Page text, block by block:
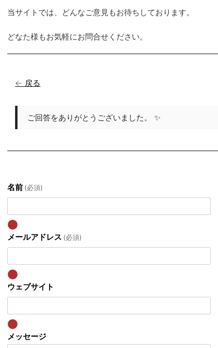
当サイトでは、どんなご意見もお待ちしております。
どなた様もお気軽にお問合せください。
← 戻る
ご回答をありがとうございました。 ✨
名前 (必須)
メールアドレス (必須)
ウェブサイト
メッセージ